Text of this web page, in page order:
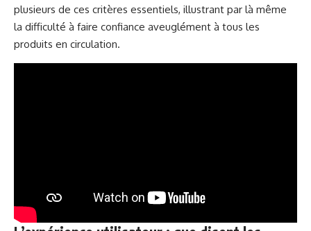
plusieurs de ces critères essentiels, illustrant par là même
la difficulté à faire confiance aveuglément à tous les
produits en circulation.